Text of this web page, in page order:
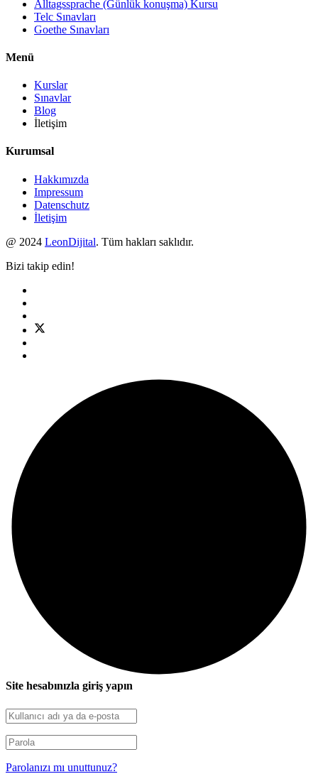
Alltagssprache (Günlük konuşma) Kursu
Telc Sınavları
Goethe Sınavları
Menü
Kurslar
Sınavlar
Blog
İletişim
Kurumsal
Hakkımızda
Impressum
Datenschutz
İletişim
@ 2024 LeonDijital. Tüm hakları saklıdır.
Bizi takip edin!
Site hesabınızla giriş yapın
Parolanızı mı unuttunuz?